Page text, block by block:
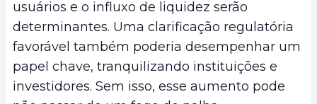
usuários e o influxo de liquidez serão
determinantes. Uma clarificação regulatória
favorável também poderia desempenhar um
papel chave, tranquilizando instituições e
investidores. Sem isso, esse aumento pode